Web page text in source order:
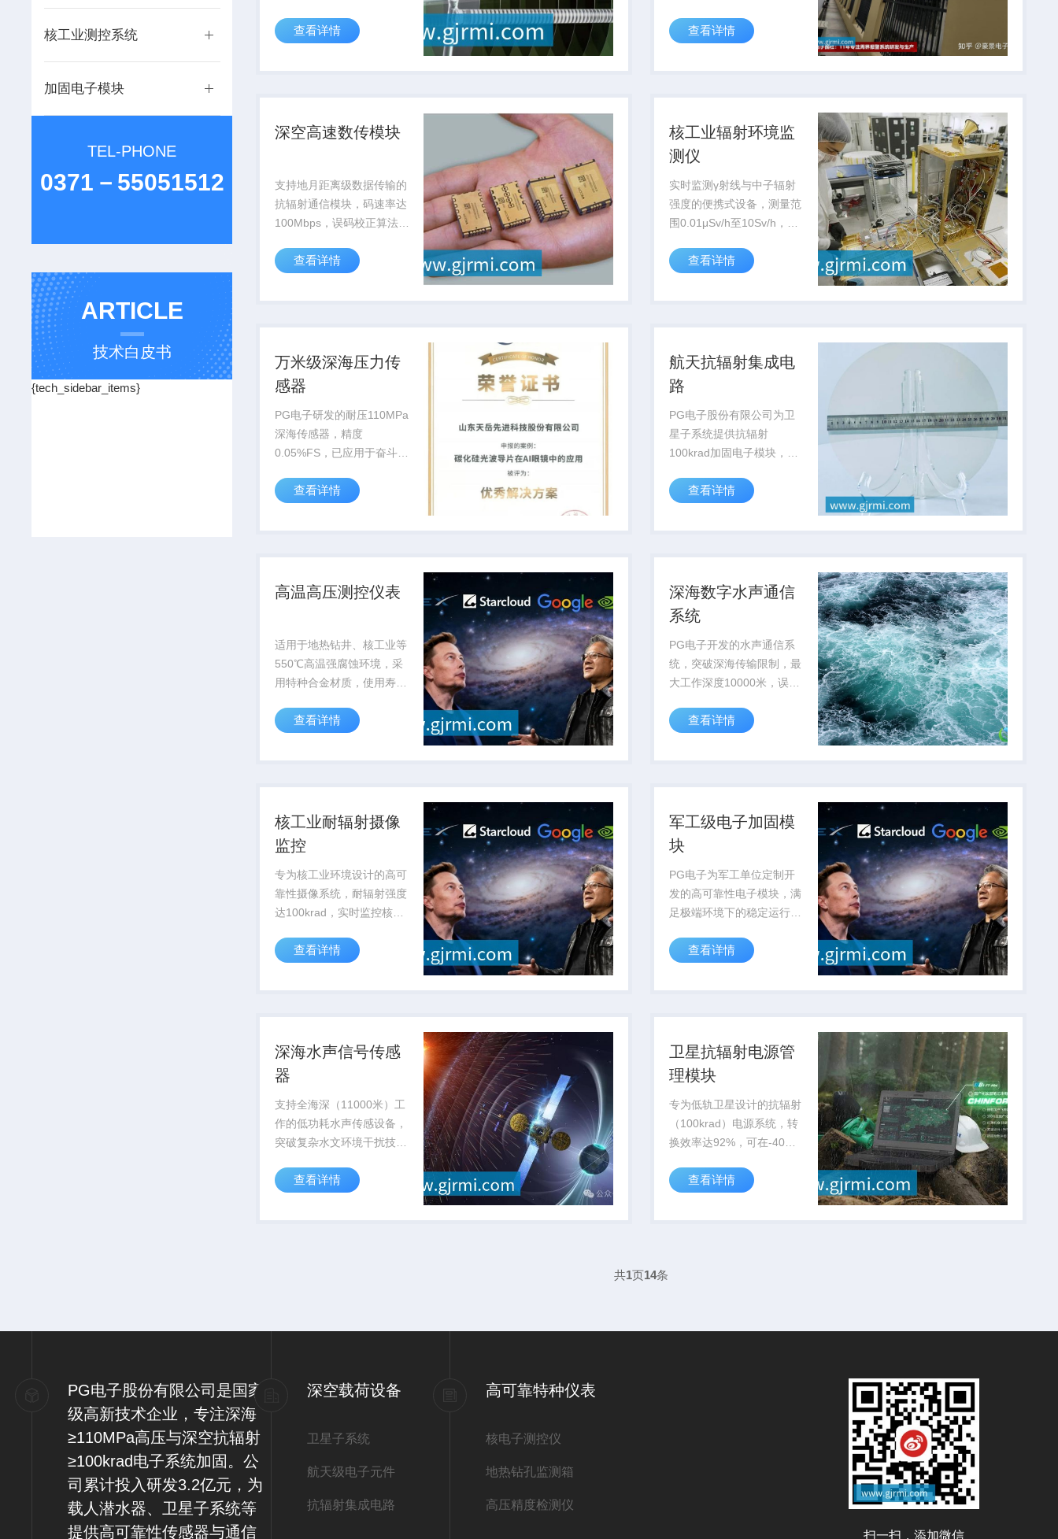
核工业测控系统
加固电子模块
TEL-PHONE
0371－55051512
ARTICLE
技术白皮书
{tech_sidebar_items}
视化需求。
查看详情
测与维护。
查看详情
深空高速数传模块
支持地月距离级数据传输的
抗辐射通信模块，码速率达
100Mbps，误码校正算法提
探测提供关键通信...
查看详情
核工业辐射环境监
测仪
实时监测γ射线与中子辐射
强度的便携式设备，测量范
围0.01μSv/h至10Sv/h，通
用于核电站...
查看详情
万米级深海压力传
感器
PG电子研发的耐压110MPa
深海传感器，精度
0.05%FS，已应用于奋斗者
科考项目
查看详情
航天抗辐射集成电
路
PG电子股份有限公司为卫
星子系统提供抗辐射
100krad加固电子模块，在
可靠性达到航天级标准
查看详情
高温高压测控仪表
适用于地热钻井、核工业等
550℃高温强腐蚀环境，采
用特种合金材质，使用寿命
子模拟器官网获取...
查看详情
深海数字水声通信
系统
PG电子开发的水声通信系
统，突破深海传输限制，最
大工作深度10000米，误码
供可靠通信保障
查看详情
核工业耐辐射摄像
监控
专为核工业环境设计的高可
靠性摄像系统，耐辐射强度
达100krad，实时监控核反
安全运行
查看详情
军工级电子加固模
块
PG电子为军工单位定制开
发的高可靠性电子模块，满
足极端环境下的稳定运行要
认证查看详情
深海水声信号传感
器
支持全海深（11000米）工
作的低功耗水声传感设备，
突破复杂水文环境干扰技
达-180dB，为海洋科考与...
查看详情
卫星抗辐射电源管
理模块
专为低轨卫星设计的抗辐射
（100krad）电源系统，转
换效率达92%，可在-40℃
作，已批量应...
查看详情
共1页14条
PG电子股份有限公司是国家
级高新技术企业，专注深海
≥110MPa高压与深空抗辐射
≥100krad电子系统加固。公
司累计投入研发3.2亿元，为
载人潜水器、卫星子系统等
提供高可靠性传感器与通信
深空载荷设备
卫星子系统
航天级电子元件
抗辐射集成电路
高可靠特种仪表
核电子测控仪
地热钻孔监测箱
高压精度检测仪
扫一扫，添加微信